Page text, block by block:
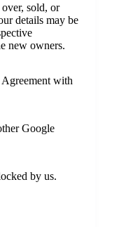
sold, or
details may be
new owners.
Agreement with
Google
by us.